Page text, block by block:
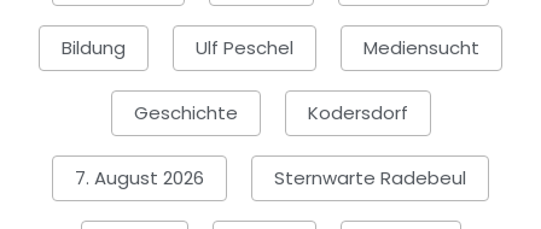
Bildung Ulf Peschel Mediensucht
Geschichte Kodersdorf
7. August 2026 Sternwarte Radebeul